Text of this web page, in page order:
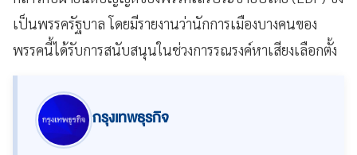
เป็นพรรครัฐบาล โดยมีรายงานว่านักการเมืองบางคนของ
พรรคนี้ได้รับการสนับสนุนในช่วงการรณรงค์หาเสียงเลือกตั้ง
กรุงเทพธุรกิจ